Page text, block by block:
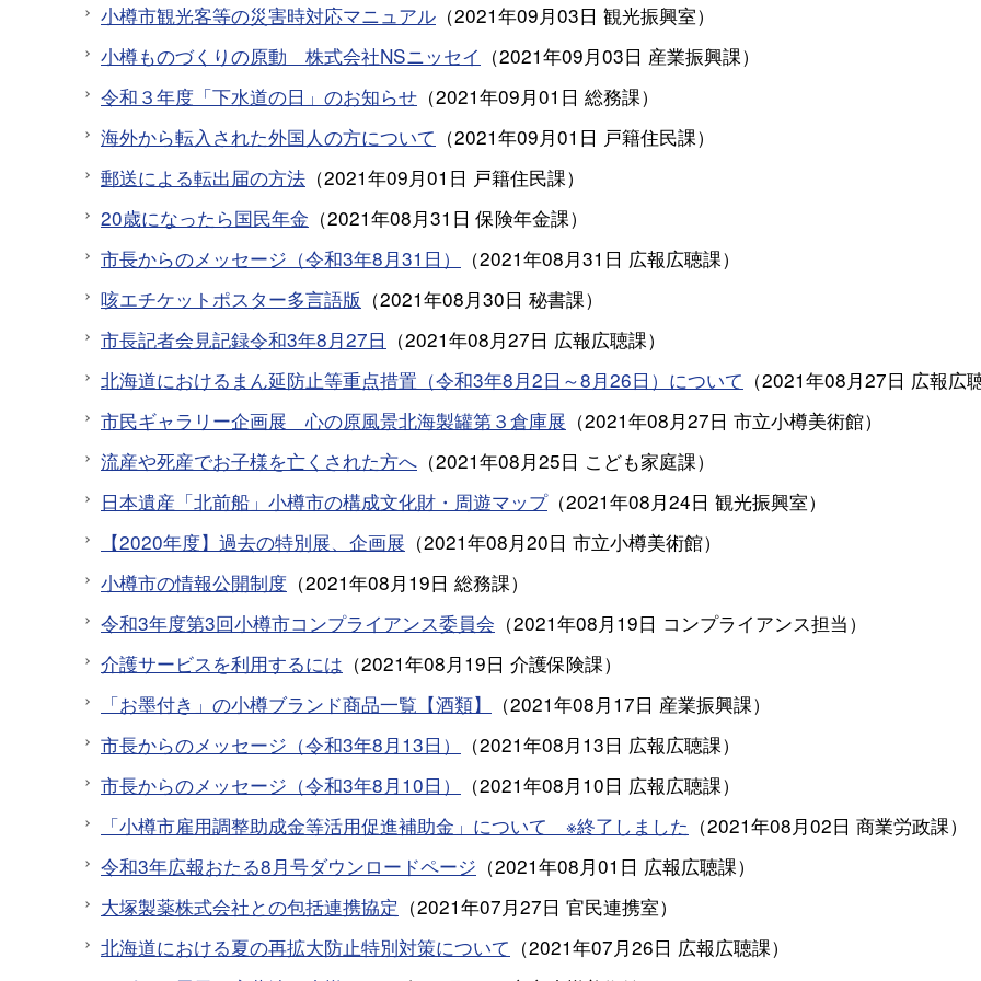
小樽市観光客等の災害時対応マニュアル （2021年09月03日 観光振興室）
小樽ものづくりの原動 株式会社NSニッセイ （2021年09月03日 産業振興課）
令和３年度「下水道の日」のお知らせ （2021年09月01日 総務課）
海外から転入された外国人の方について （2021年09月01日 戸籍住民課）
郵送による転出届の方法 （2021年09月01日 戸籍住民課）
20歳になったら国民年金 （2021年08月31日 保険年金課）
市長からのメッセージ（令和3年8月31日）
（2021年08月31日 広報広聴課）
咳エチケットポスター多言語版 （2021年08月30日 秘書課）
市長記者会見記録令和3年8月27日 （2021年08月27日 広報広聴課）
北海道におけるまん延防止等重点措置（令和3年8月2日～8月26日）について （2021年08月27日 広報広
市民ギャラリー企画展 心の原風景北海製罐第３倉庫展 （2021年08月27日 市立小樽美術館）
流産や死産でお子様を亡くされた方へ （2021年08月25日 こども家庭課）
日本遺産「北前船」小樽市の構成文化財・周遊マップ（2021年08月24日 観光振興室）
【2020年度】過去の特別展、企画展 （2021年08月20日 市立小樽美術館）
小樽市の情報公開制度 （2021年08月19日 総務課）
令和3年度第3回小樽市コンプライアンス委員会 （2021年08月19日 コンプライアンス担当）
介護サービスを利用するには （2021年08月19日 介護保険課）
「お墨付き」の小樽ブランド商品一覧【酒類】
（2021年08月17日 産業振興課）
市長からのメッセージ（令和3年8月13日）
（2021年08月13日 広報広聴課）
市長からのメッセージ（令和3年8月10日）
（2021年08月10日 広報広聴課）
「小樽市雇用調整助成金等活用促進補助金」について ※終了しました （2021年08月02日 商業労政課）
令和3年広報おたる8月号ダウンロードページ （2021年08月01日 広報広聴課）
大塚製薬株式会社との包括連携協定 （2021年07月27日 官民連携室）
北海道における夏の再拡大防止特別対策について （2021年07月26日 広報広聴課）